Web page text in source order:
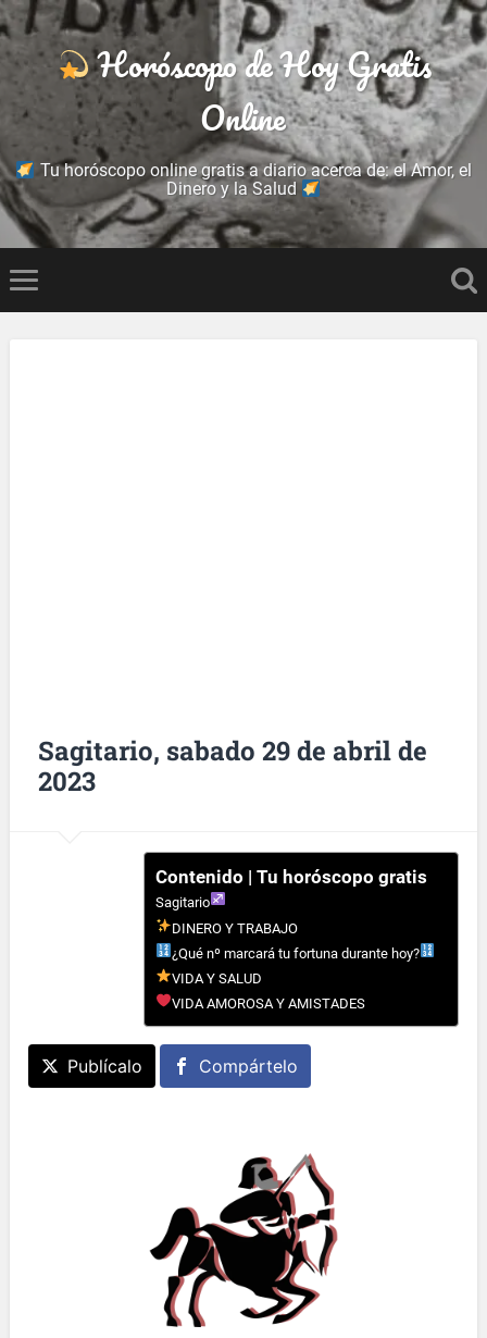
Horóscopo de Hoy Gratis
Online
Tu horóscopo online gratis a diario acerca de: el Amor, el
Dinero y la Salud
Sagitario, sabado 29 de abril de
2023
Contenido | Tu horóscopo gratis
Sagitario
DINERO Y TRABAJO
¿Qué nº marcará tu fortuna durante hoy?
VIDA Y SALUD
VIDA AMOROSA Y AMISTADES
Publícalo Compártelo